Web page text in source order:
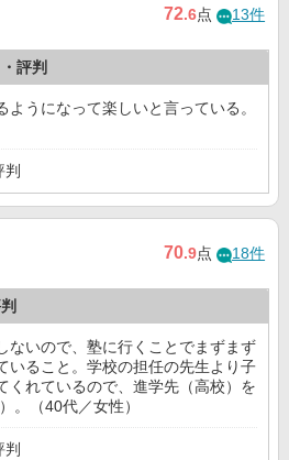
72.6点 13件
評判
ようになって楽しいと言っている。
70.9点 18件
ないので、塾に行くことでまずまず
いること。学校の担任の先生より子
くれているので、進学先（高校）を
。（40代／女性）